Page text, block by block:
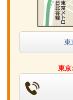
東
東京